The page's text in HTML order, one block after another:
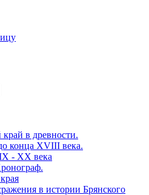
в древности.
конца XVIII века.
- XX века
в истории Брянского